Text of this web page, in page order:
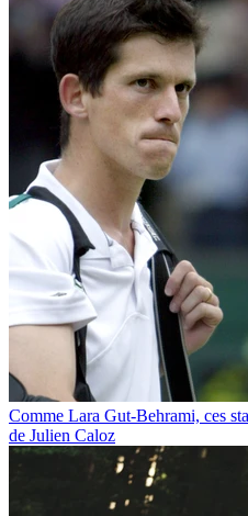
Comme Lara Gut-Behrami, ces
de Julien Caloz